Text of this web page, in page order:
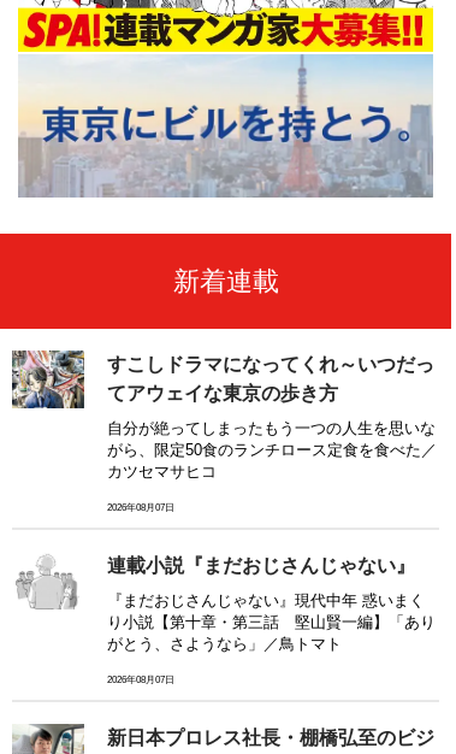
新着連載
すこしドラマになってくれ～いつだっ
てアウェイな東京の歩き方
自分が絶ってしまったもう一つの人生を思いな
がら、限定50食のランチロース定食を食べた／
カツセマサヒコ
2026年08月07日
連載小説『まだおじさんじゃない』
『まだおじさんじゃない』現代中年 惑いまく
り小説【第十章・第三話 堅山賢一編】「あり
がとう、さようなら」／鳥トマト
2026年08月07日
新日本プロレス社長・棚橋弘至のビジ